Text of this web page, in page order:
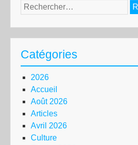
Rechercher :
Catégories
2026
Accueil
Août 2026
Articles
Avril 2026
Culture